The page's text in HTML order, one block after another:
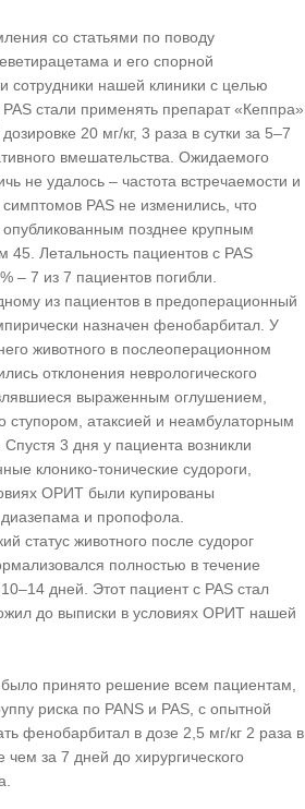
со статьями по поводу
и его спорной
сотрудники нашей клиники с целью
стали применять препарат «Кеппра»
20 мг/кг, 3 раза в сутки за 5–7
вмешательства. Ожидаемого
не удалось – частота встречаемости и
PAS не изменились, что
опубликованным позднее крупным
45. Летальность пациентов с PAS
– 7 из 7 пациентов погибли.
из пациентов в предоперационный
назначен фенобарбитал. У
животного в послеоперационном
отклонения неврологического
выраженным оглушением,
ступором, атаксией и неамбулаторным
3 дня у пациента возникли
клонико-тонические судороги,
ОРИТ были купированы
и пропофола.
статус животного после судорог
полностью в течение
дней. Этот пациент с PAS стал
до выписки в условиях ОРИТ нашей
было принято решение всем пациентам,
риска по PANS и PAS, c опытной
фенобарбитал в дозе 2,5 мг/кг 2 раза в
чем за 7 дней до хирургического